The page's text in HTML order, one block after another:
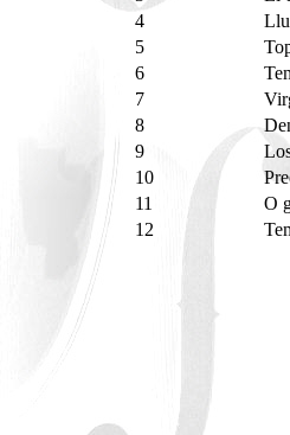
4
5
6
7
8
9
10
11
O
12